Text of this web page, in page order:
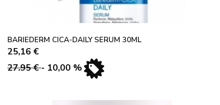
BARIEDERM CICA-DAILY SERUM 30ML
25,16 €
27.95 €- 10,00 %